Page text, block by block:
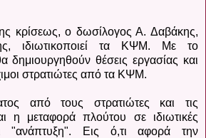
κρίσεως, ο δωσίλογος Α. Δαβάκης,
ιδιωτικοποιεί τα ΚΨΜ. Με το
δημιουργηθούν θέσεις εργασίας και
στρατιώτες από τα ΚΨΜ.
από τους στρατιώτες και τις
η μεταφορά πλούτου σε ιδιωτικές
"ανάπτυξη". Εις ό,τι αφορά την